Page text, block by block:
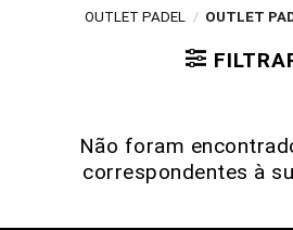
OUTLET PADEL / OUTLET
Não foram
correspondentes à